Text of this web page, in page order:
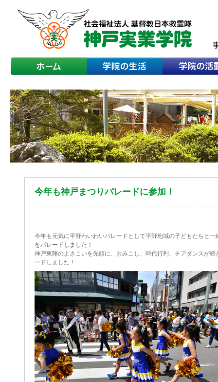
今年も神戸まつりパレードに参加！
今年も元気に平野わいわいパレードとして平野地域の子どもたちと
をパレードしました！
神戸東陣のよさこいを先頭に、おみこし、時代行列、チアダンスが
ードしました！